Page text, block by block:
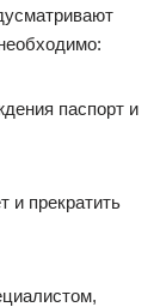
паспорт и
и прекратить